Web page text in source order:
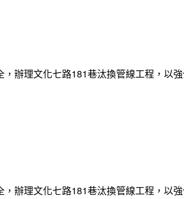
辦理文化七路181巷汰換管線工程，以
辦理文化七路181巷汰換管線工程，以